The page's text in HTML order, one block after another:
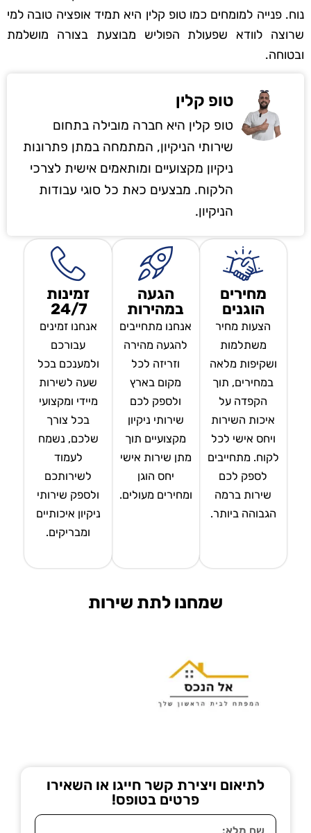
נוח. פנייה למומחים כמו טופ קלין היא תמיד אופציה טובה למי
שרוצה לוודא שפעולת הפוליש מבוצעת בצורה מושלמת
ובטוחה.
טופ קלין
טופ קלין היא חברה מובילה בתחום
שירותי הניקיון, המתמחה במתן פתרונות
ניקיון מקצועיים ומותאמים אישית לצרכי
הלקוח. מבצעים כאת כל סוגי עבודות
הניקיון.
מחירים
הוגנים
הצעות מחיר
משתלמות
ושקיפות מלאה
במחירים, תוך
הקפדה על
איכות השירות
ויחס אישי לכל
לקוח. מתחייבים
לספק לכם
שירות ברמה
הגבוהה ביותר.
הגעה
במהירות
אנחנו מתחייבים
להגעה מהירה
וזריזה לכל
מקום בארץ
ולספק לכם
שירותי ניקיון
מקצועיים תוך
מתן שירות אישי
יחס הוגן
ומחירים מעולים.
זמינות
24/7
אנחנו זמינים
עבורכם
ולמענכם בכל
שעה לשירות
מיידי ומקצועי
בכל צורך
שלכם, נשמח
לעמוד
לשירותכם
ולספק שירותי
ניקיון איכותיים
ומבריקים.
שמחנו לתת שירות
לתיאום ויצירת קשר חייגו או השאירו
פרטים בטופס!